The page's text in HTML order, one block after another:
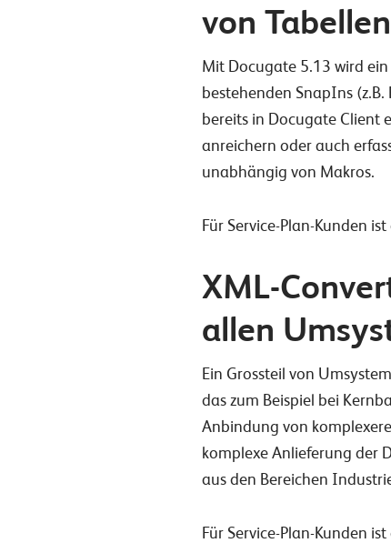
von Tabellen
Mit Docugate 5.13 wird
bestehenden SnapIns
bereits in Docugate Client
anreichern oder auch
unabhängig von Makros.
Für Service-Plan-Kunden
XML-
allen
Ein Grossteil von
das zum Beispiel bei
Anbindung von
komplexe Anlieferung der
aus den Bereichen
Für Service-Plan-Kunden